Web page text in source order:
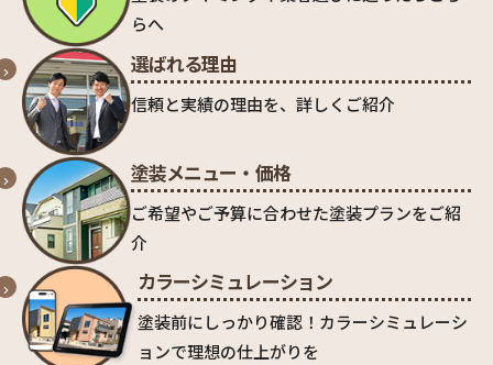
らへ
選ばれる理由
信頼と実績の理由を、詳しくご紹介
塗装メニュー・価格
ご希望やご予算に合わせた塗装プランをご紹
介
カラーシミュレーション
塗装前にしっかり確認！カラーシミュレーシ
ョンで理想の仕上がりを